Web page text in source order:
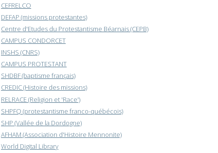
CEFRELCO
DEFAP (missions protestantes)
Centre d'Etudes du Protestantisme Béarnais (CEPB)
CAMPUS CONDORCET
INSHS (CNRS)
CAMPUS PROTESTANT
SHDBF (baptisme français)
CREDIC (Histoire des missions)
RELRACE (Religion et 'Race')
SHPFQ (protestantisme franco-québécois)
SHP (Vallée de la Dordogne)
AFHAM (Association d'Histoire Mennonite)
World Digital Library